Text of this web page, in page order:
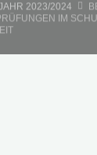
2023/2024
IM